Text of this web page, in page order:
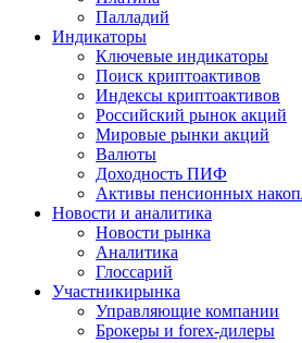
Палладий
Индикаторы
Ключевые индикаторы
Поиск криптоактивов
Индексы криптоактивов
Российский рынок акций
Мировые рынки акций
Валюты
Доходность ПИФ
Активы пенсионных
Новости и аналитика
Новости рынка
Аналитика
Глоссарий
Участникирынка
Управляющие компании
Брокеры и forex-дилеры